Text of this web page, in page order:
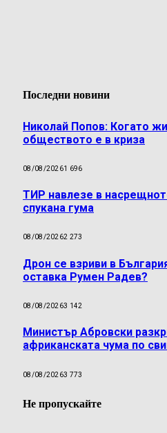
Последни новини
Николай Попов: Когато
обществото е в криза
08/08/20261 696
ТИР навлезе в
спукана гума
08/08/20262 273
Дрон се взриви в
оставка Румен Радев?
08/08/20263 142
Министър Абровски
африканската чума по
08/08/20263 773
Не пропускайте